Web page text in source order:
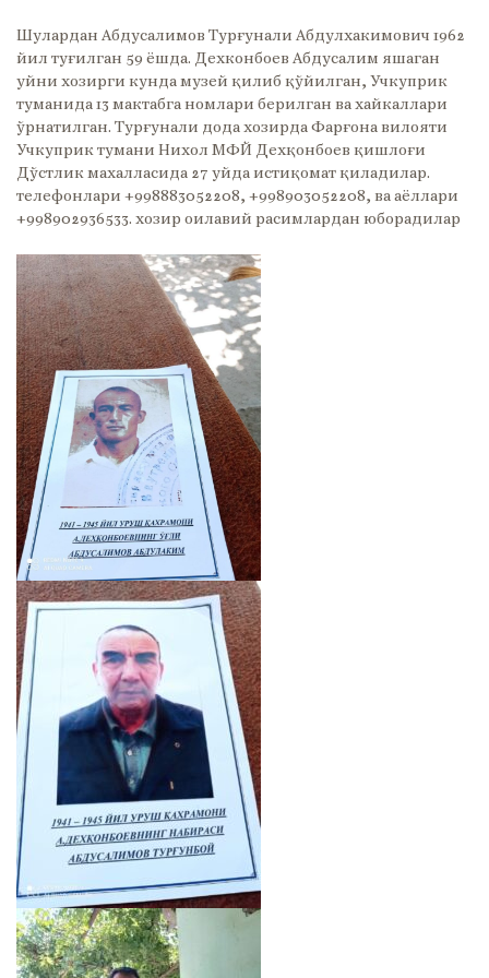
Шулардан Абдусалимов Турғунали Абдулхакимович 1962
йил туғилган 59 ёшда. Дехконбоев Абдусалим яшаган
уйни хозирги кунда музей қилиб қўйилган, Учкуприк
туманида 13 мактабга номлари берилган ва хайкаллари
ўрнатилган. Турғунали дода хозирда Фарғона вилояти
Учкуприк тумани Нихол МФЙ Дехқонбоев қишлоғи
Дўстлик махалласида 27 уйда истиқомат қиладилар.
телефонлари +998883052208, +998903052208, ва аёллари
+998902936533. хозир оилавий расимлардан юборадилар